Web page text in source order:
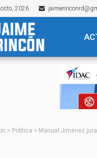
2026
> Política > Manuel Jiménez